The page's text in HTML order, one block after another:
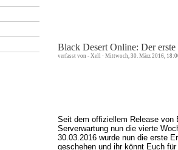
Black Desert Online: Der
verfasst von - Xell · Mittwoch, 30. März 2016,
Seit dem offiziellem Release von
Serverwartung nun die vierte
30.03.2016 wurde nun die erste
geschehen und ihr könnt Euch